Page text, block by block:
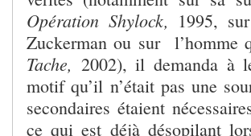
Opération Shylock, 1995,
Zuckerman ou sur
Tache, 2002), il demanda à
motif qu’il n’était pas une
secondaires étaient
ce qui est déjà désopilant